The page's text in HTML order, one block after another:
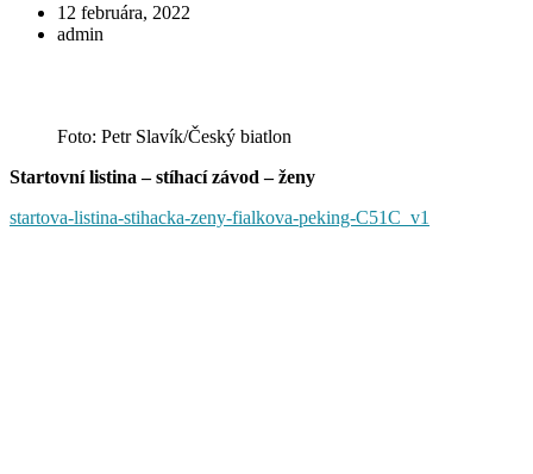
12 februára, 2022
admin
Foto: Petr Slavík/Český biatlon
Startovní listina – stíhací závod – ženy
startova-listina-stihacka-zeny-fialkova-peking-C51C_v1